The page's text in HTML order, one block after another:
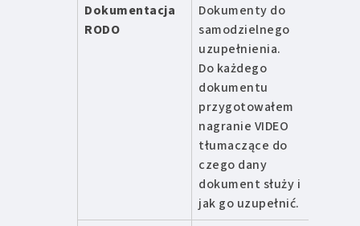
Dokumentacja
RODO
Dokumenty do
samodzielnego
uzupełnienia.
Do każdego
dokumentu
przygotowałem
nagranie VIDEO
tłumaczące do
czego dany
dokument służy i
jak go uzupełnić.